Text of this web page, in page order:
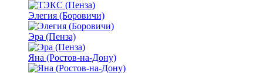
Элегия (Боровичи)
Эра (Пенза)
Яна (Ростов-на-Дону)